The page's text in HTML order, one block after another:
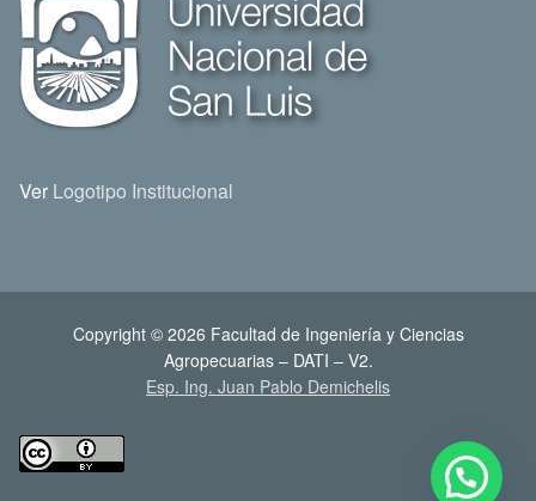
Ver Logotipo Institucional
Copyright © 2026 Facultad de Ingeniería y Ciencias
Agropecuarias – DATI – V2.
Esp. Ing. Juan Pablo Demichelis